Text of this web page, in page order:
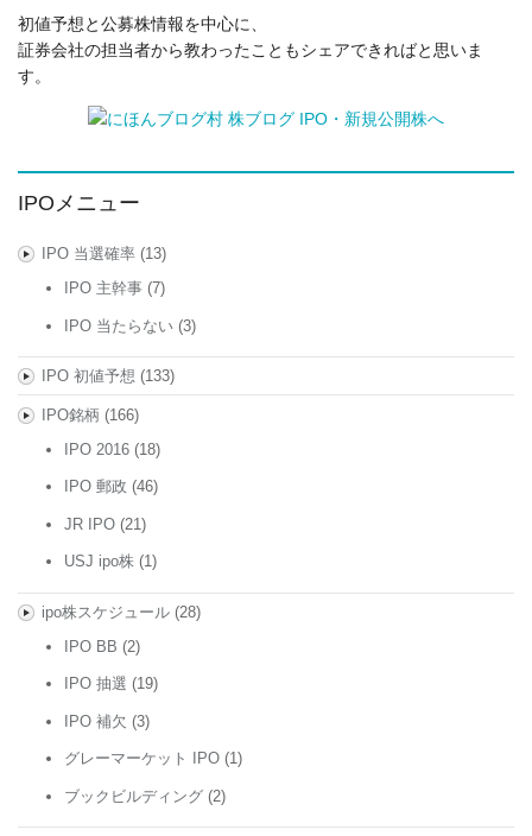
初値予想と公募株情報を中心に、
証券会社の担当者から教わったこともシェアできればと思いま
す。
IPOメニュー
IPO 当選確率(13)
IPO 主幹事 (7)
IPO 当たらない (3)
IPO 初値予想 (133)
IPO銘柄 (166)
IPO 2016 (18)
IPO 郵政 (46)
JR IPO (21)
USJ ipo株 (1)
ipo株スケジュール(28)
IPO BB (2)
IPO 抽選 (19)
IPO 補欠 (3)
グレーマーケット IPO (1)
ブックビルディング (2)